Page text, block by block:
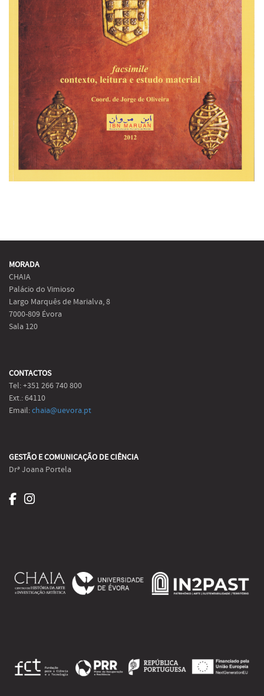
MORADA
CHAIA
Palácio do Vimioso
Largo Marquês de Marialva, 8
7000-809 Évora
Sala 120
CONTACTOS
Tel: +351 266 740 800
Ext.: 64110
Email:chaia@uevora.pt
GESTÃO E COMUNICAÇÃO DE CIÊNCIA
Drª Joana Portela